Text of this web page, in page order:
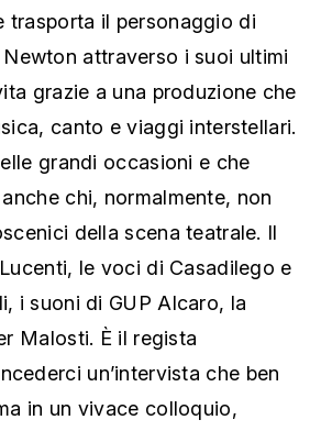
trasporta il personaggio di
attraverso i suoi ultimi
grazie a una produzione che
canto e viaggi interstellari.
grandi occasioni e che
chi, normalmente, non
della scena teatrale. Il
le voci di Casadilego e
i suoni di GUP Alcaro, la
Malosti. È il regista
un’intervista che ben
in un vivace colloquio,